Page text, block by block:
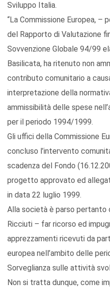
Sviluppo Italia.
“La Commissione Europea, –
del Rapporto di Valutazione
Sovvenzione Globale 94/99
Basilicata, ha ritenuto non
contributo comunitario a
interpretazione della
ammissibilità delle spese
per il periodo 1994/1999.
Gli uffici della Commissione
concluso l’intervento
scadenza del Fondo
progetto approvato ed
in data 22 luglio 1999.
Alla società è parso
Ricciuti – far ricorso ed
apprezzamenti ricevuti da
europea nell’ambito delle
Sorveglianza sulle attività
Non si tratta dunque, come